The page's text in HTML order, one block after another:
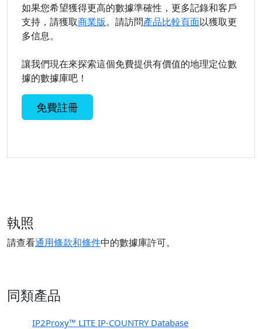
如果您希望獲得更高的數據準確性，更多記錄和客戶
支持，請獲取商業版。請訪問產品比較頁面以獲取更
多信息。
讓我們現在來探索這個免費提供有價值的地理定位數
據的數據庫吧！
免費註冊
執照
請查看通用條款和條件中的數據庫許可。
同類產品
IP2Proxy™ LITE IP-COUNTRY Database